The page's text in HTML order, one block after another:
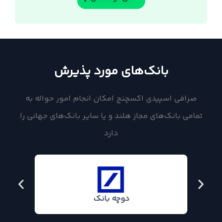
بانک‌های مورد پذیرش
صرافی اسپیدی اکسچنج امکان انجام امور حواله به
تمامی بانک‌های مجاز هلند و یا سایر بانک‌های جهانی را
دارد
دوچه بانک